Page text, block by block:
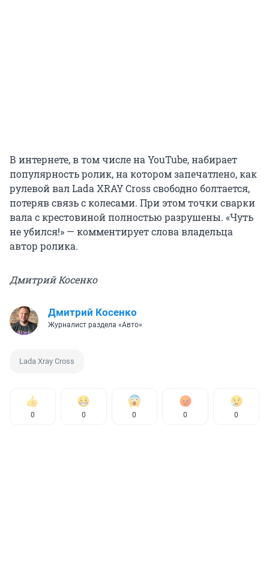
В интернете, в том числе на YouTube, набирает
популярность ролик, на котором запечатлено, как
рулевой вал Lada XRAY Cross свободно болтается,
потеряв связь с колесами. При этом точки сварки
вала с крестовиной полностью разрушены. «Чуть
не убился!» — комментирует слова владельца
автор ролика.
Дмитрий Косенко
Дмитрий Косенко
Журналист раздела «Авто»
Lada Xray Cross
0 0 0 0 0